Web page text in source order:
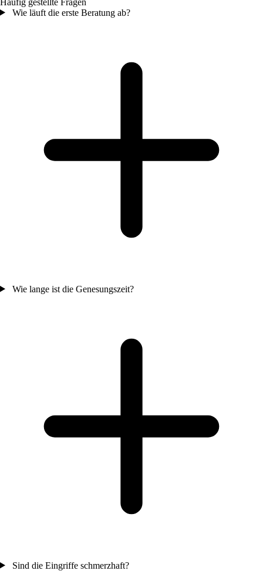
Wie läuft die erste Beratung ab?
Wie lange ist die Genesungszeit?
Sind die Eingriffe schmerzhaft?